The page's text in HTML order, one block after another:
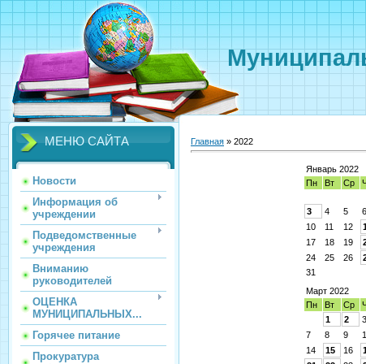
МЕНЮ САЙТА
Новости
Информация об
учреждении
Подведомственные
учреждения
Вниманию
руководителей
ОЦЕНКА
МУНИЦИПАЛЬНЫХ...
Горячее питание
Прокуратура
Главная » 2022
Январь 2022
Пн
Вт Ср
3
4 5 6
10
11 12
17
18 19
24
25 26
31
Март 2022
Пн
Вт Ср
1
2 3
7
8 9
14
15 16